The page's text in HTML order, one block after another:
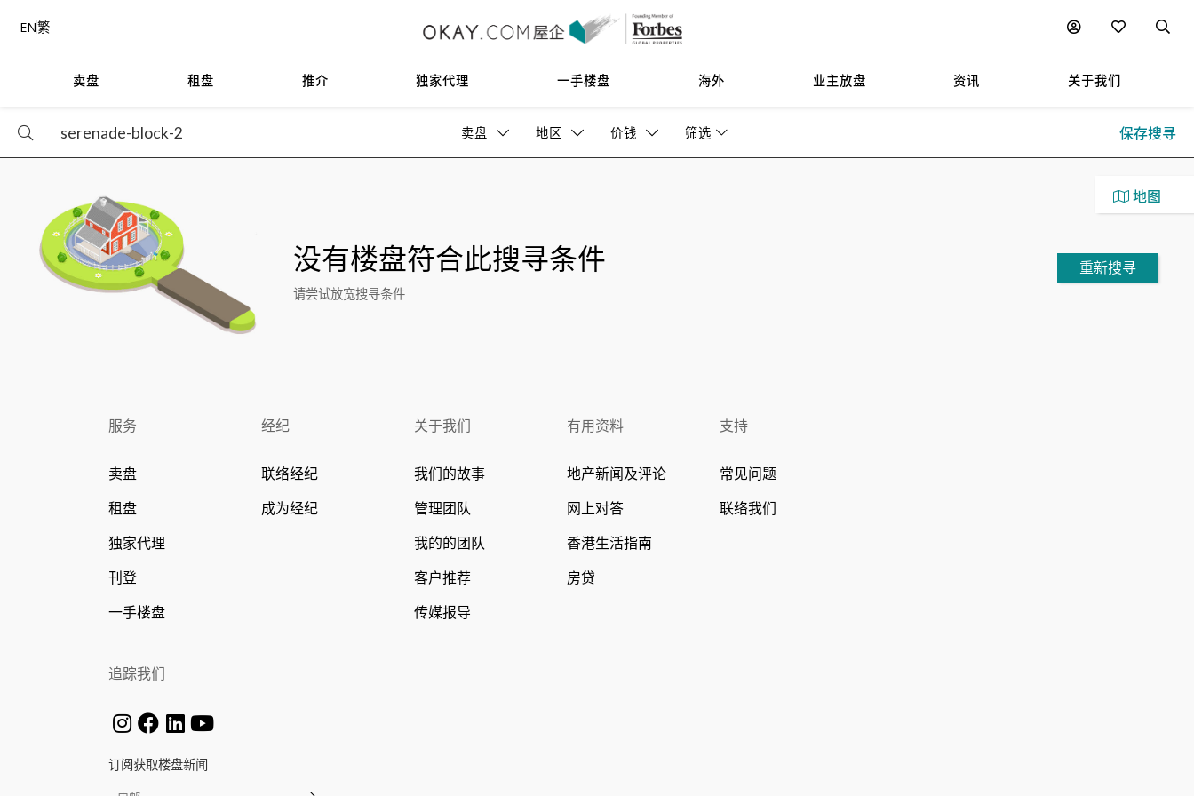
卖盘 租盘 推介 独家代理 一手楼盘 海外 业主放盘 资讯 关于我们
EN繁
卖盘 地区 价钱 筛选 保存搜寻
地图
没有楼盘符合此搜寻条件
请尝试放宽搜寻条件
重新搜寻
服务
卖盘
租盘
独家代理
刊登
一手楼盘
经纪
联络经纪
成为经纪
关于我们
我们的故事
管理团队
我的的团队
客户推荐
传媒报导
有用资料
地产新闻及评论
网上对答
香港生活指南
房贷
支持
常见问题
联络我们
追踪我们
订阅获取楼盘新闻